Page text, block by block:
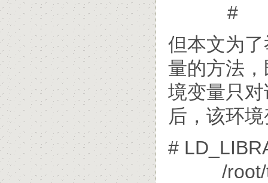
#
但本文为
量的方法
境变量只
后，该环
#
/root/